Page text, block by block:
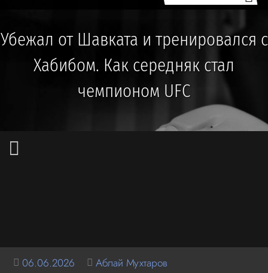
Убежал от Шавката и тренировался с
Хабибом. Как середняк стал
чемпионом UFC
06.06.2026 Аблай Мухтаров